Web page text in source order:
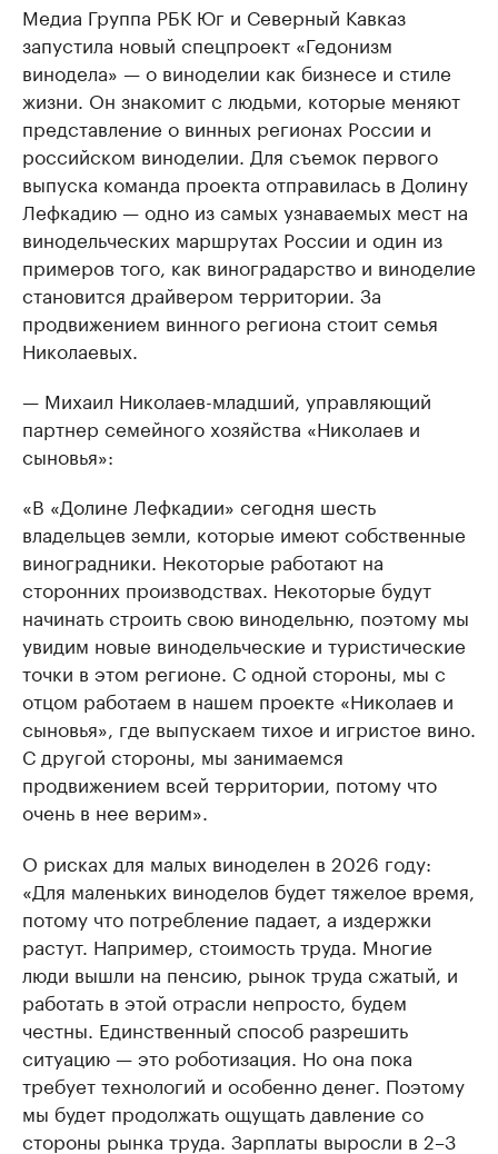
Медиа Группа РБК Юг и Северный Кавказ
запустила новый спецпроект «Гедонизм
винодела» — о виноделии как бизнесе и стиле
жизни. Он знакомит с людьми, которые меняют
представление о винных регионах России и
российском виноделии. Для съемок первого
выпуска команда проекта отправилась в Долину
Лефкадию — одно из самых узнаваемых мест на
винодельческих маршрутах России и один из
примеров того, как виноградарство и виноделие
становится драйвером территории. За
продвижением винного региона стоит семья
Николаевых.
— Михаил Николаев-младший, управляющий
партнер семейного хозяйства «Николаев и
сыновья»:
«В «Долине Лефкадии» сегодня шесть
владельцев земли, которые имеют собственные
виноградники. Некоторые работают на
сторонних производствах. Некоторые будут
начинать строить свою винодельню, поэтому мы
увидим новые винодельческие и туристические
точки в этом регионе. С одной стороны, мы с
отцом работаем в нашем проекте «Николаев и
сыновья», где выпускаем тихое и игристое вино.
С другой стороны, мы занимаемся
продвижением всей территории, потому что
очень в нее верим».
О рисках для малых виноделен в 2026 году:
«Для маленьких виноделов будет тяжелое время,
потому что потребление падает, а издержки
растут. Например, стоимость труда. Многие
люди вышли на пенсию, рынок труда сжатый, и
работать в этой отрасли непросто, будем
честны. Единственный способ разрешить
ситуацию — это роботизация. Но она пока
требует технологий и особенно денег. Поэтому
мы будет продолжать ощущать давление со
стороны рынка труда. Зарплаты выросли в 2–3